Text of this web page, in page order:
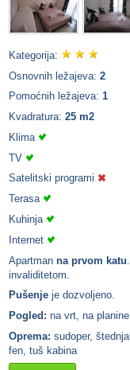
Kategorija:
Osnovnih ležajeva: 2
Pomoćnih ležajeva: 1
Kvadratura: 25 m2
Klima
TV
Satelitski programi
Terasa
Kuhinja
Internet
Apartman na prvom katu
invaliditetom.
Pušenje je dozvoljeno.
Pogled: na vrt, na planine
Oprema: sudoper,
fen, tuš kabina